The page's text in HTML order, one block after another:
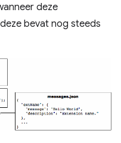
deze
bevat nog steeds